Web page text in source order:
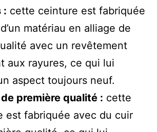
: cette ceinture est fabriquée
matériau en alliage de
avec un revêtement
aux rayures, ce qui lui
aspect toujours neuf.
première qualité : cette
est fabriquée avec du cuir